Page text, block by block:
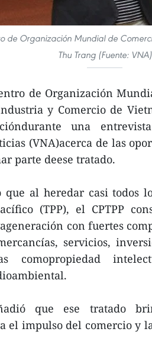
de Organización Mundial de
Thu Trang (Fuente: VNA)
de Organización
y Comercio de
una
(VNA)acerca de las
parte deese tratado.
que al heredar casi todos
(TPP), el CPTPP
con fuertes
servicios,
comopropiedad
que ese tratado
el impulso del comercio y